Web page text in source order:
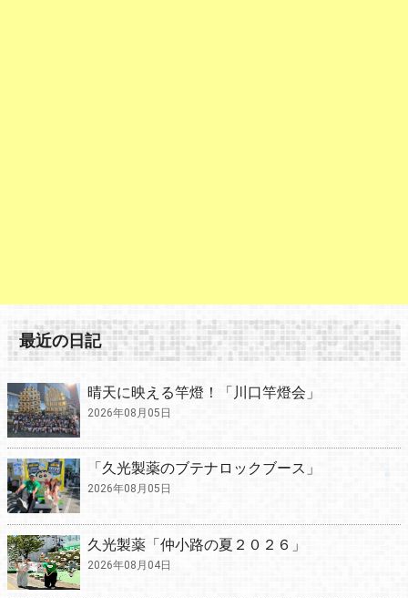
最近の日記
晴天に映える竿燈！「川口竿燈会」
2026年08月05日
「久光製薬のブテナロックブース」
2026年08月05日
久光製薬「仲小路の夏２０２６」
2026年08月04日